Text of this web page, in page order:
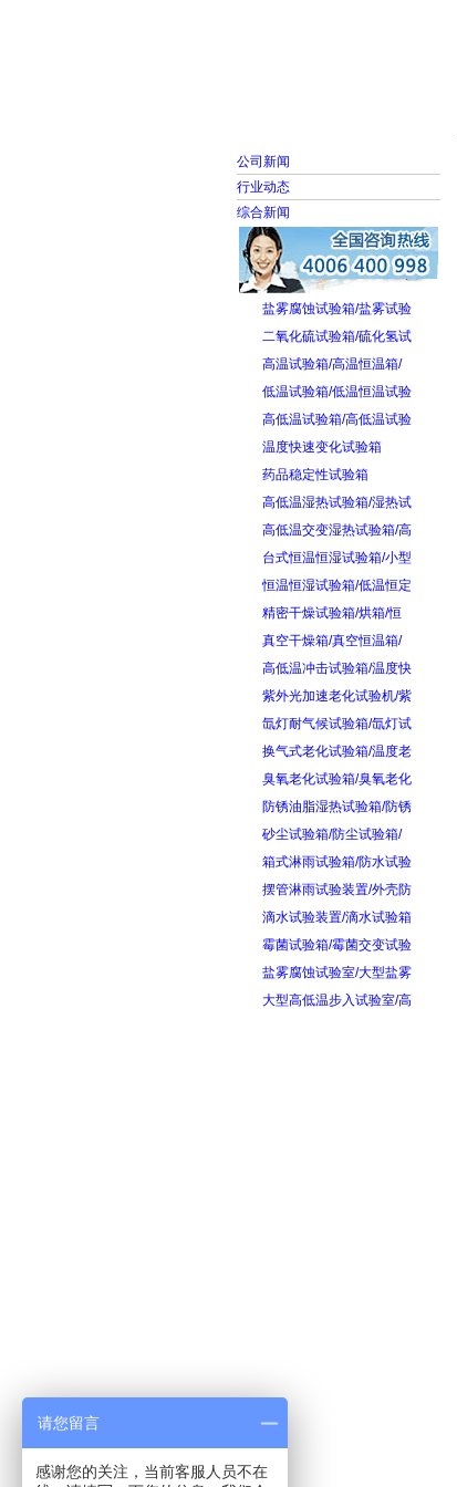
公司新闻
行业动态
综合新闻
盐雾腐蚀试验箱/盐雾试验
二氧化硫试验箱/硫化氢试
高温试验箱/高温恒温箱/
低温试验箱/低温恒温试验
高低温试验箱/高低温试验
温度快速变化试验箱
药品稳定性试验箱
高低温湿热试验箱/湿热试
高低温交变湿热试验箱/高
台式恒温恒湿试验箱/小型
恒温恒湿试验箱/低温恒定
精密干燥试验箱/烘箱/恒
真空干燥箱/真空恒温箱/
高低温冲击试验箱/温度快
紫外光加速老化试验机/紫
氙灯耐气候试验箱/氙灯试
换气式老化试验箱/温度老
臭氧老化试验箱/臭氧老化
防锈油脂湿热试验箱/防锈
砂尘试验箱/防尘试验箱/
箱式淋雨试验箱/防水试验
摆管淋雨试验装置/外壳防
滴水试验装置/滴水试验箱
霉菌试验箱/霉菌交变试验
盐雾腐蚀试验室/大型盐雾
大型高低温步入试验室/高
请您留言
感谢您的关注，当前客服人员不在